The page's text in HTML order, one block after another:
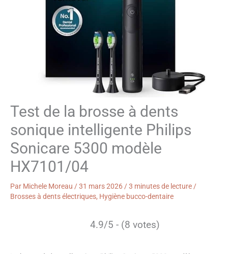
Test de la brosse à dents
sonique intelligente Philips
Sonicare 5300 modèle
HX7101/04
Par Michele Moreau /31 mars 2026 /3 minutes de lecture /
Brosses à dents électriques, Hygiène bucco-dentaire
4.9/5 - (8 votes)